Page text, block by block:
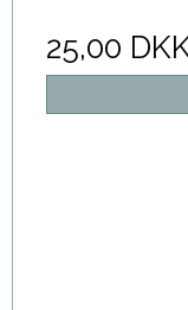
25,00